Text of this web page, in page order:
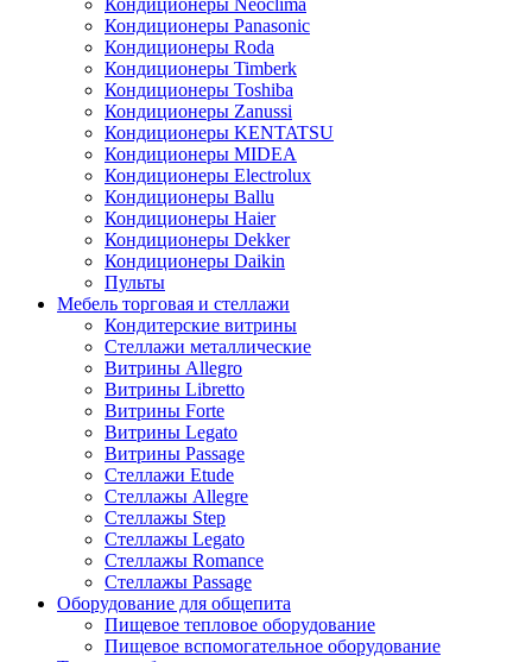
Кондиционеры Panasonic
Кондиционеры Roda
Кондиционеры Timberk
Кондиционеры Toshiba
Кондиционеры Zanussi
Кондиционеры KENTATSU
Кондиционеры MIDEA
Кондиционеры Electrolux
Кондиционеры Ballu
Кондиционеры Haier
Кондиционеры Dekker
Кондиционеры Daikin
Пульты
Мебель торговая и стеллажи
Кондитерские витрины
Стеллажи металлические
Витрины Allegro
Витрины Libretto
Витрины Forte
Витрины Legato
Витрины Passage
Стеллажи Etude
Стеллажы Allegre
Стеллажы Step
Стеллажы Legato
Стеллажы Romance
Стеллажы Passage
Оборудование для общепита
Пищевое тепловое оборудование
Пищевое вспомогательное оборудование